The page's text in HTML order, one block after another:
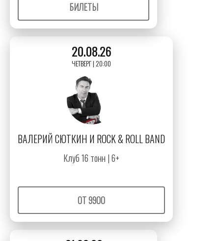
БИЛЕТЫ
20.08.26
ЧЕТВЕРГ | 20:00
ВАЛЕРИЙ СЮТКИН И ROCK & ROLL BAND
Клуб 16 тонн | 6+
ОТ 9900